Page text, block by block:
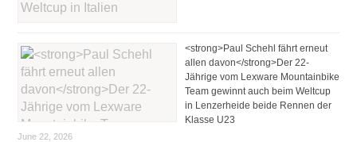
<strong>Paul Schehl fährt erneut
allen davon</strong>Der 22-
Jährige vom Lexware Mountainbike
Team gewinnt auch beim Weltcup
in Lenzerheide beide Rennen der
Klasse U23
June 22, 2026